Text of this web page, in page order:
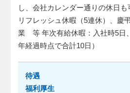
し、会社カレンダー通りの休日も
リフレッシュ休暇（5連休）、慶
業 等 年次有給休暇：入社時5日
年経過時点で合計10日）
待遇
福利厚生